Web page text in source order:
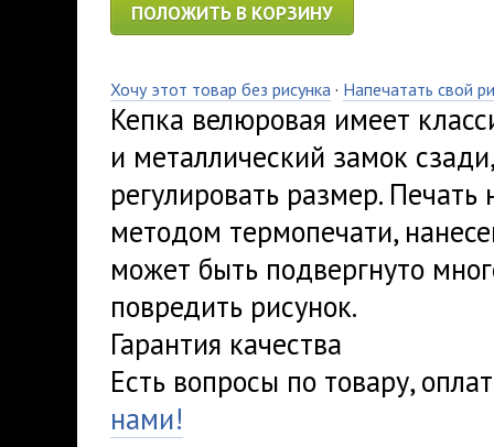
ПОЛОЖИТЬ В КОРЗИНУ
Хочу этот товар без рисунка · Напечатать свой
Кепка велюровая имеет
и металлический замок
регулировать размер.
методом термопечати,
может быть подвергнуто
повредить рисунок.
Гарантия качества
Есть вопросы по товару,
нами!